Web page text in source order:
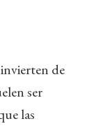
de
ser
las